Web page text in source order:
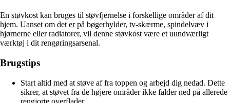
En støvkost kan bruges til støvfjernelse i forskellige områder af dit
hjem. Uanset om det er på bøgerhylder, tv-skærme, spindelvæv i
hjørnerne eller radiatorer, vil denne støvkost være et uundværligt
værktøj i dit rengøringsarsenal.
Brugstips
Start altid med at støve af fra toppen og arbejd dig nedad. Dette
sikrer, at støvet fra de højere områder ikke falder ned på allerede
rengjorte overflader.